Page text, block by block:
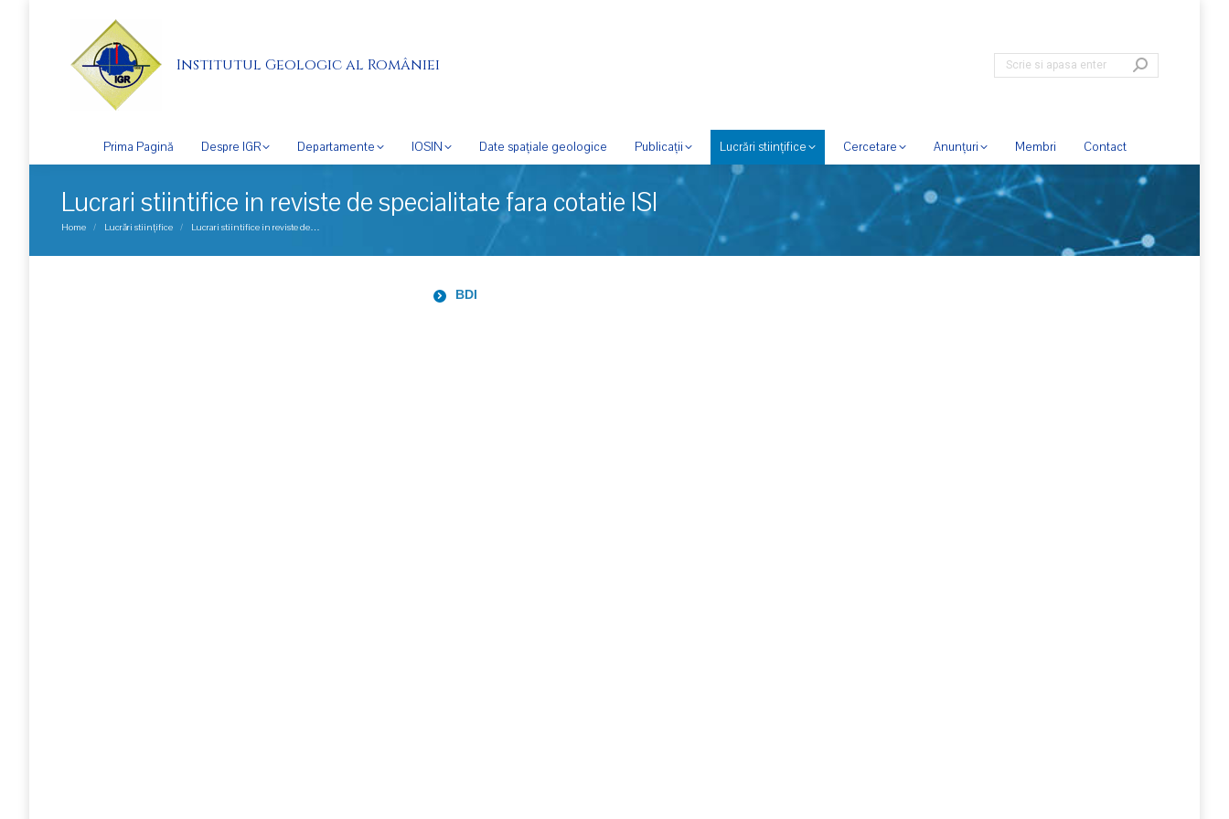
Institutul Geologic al României
Prima Pagină Despre IGR Departamente IOSIN Date spațiale geologice Publicații Lucrări stiințifice Cercetare Anunțuri Membri Contact
Lucrari stiintifice in reviste de specialitate fara cotatie ISI
You are here:
Home Lucrări stiințifice Lucrari stiintifice in reviste de…
BDI